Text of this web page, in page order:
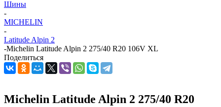
Шины
-
MICHELIN
-
Latitude Alpin 2
-Michelin Latitude Alpin 2 275/40 R20 106V XL
Поделиться
Michelin Latitude Alpin 2 275/40 R20